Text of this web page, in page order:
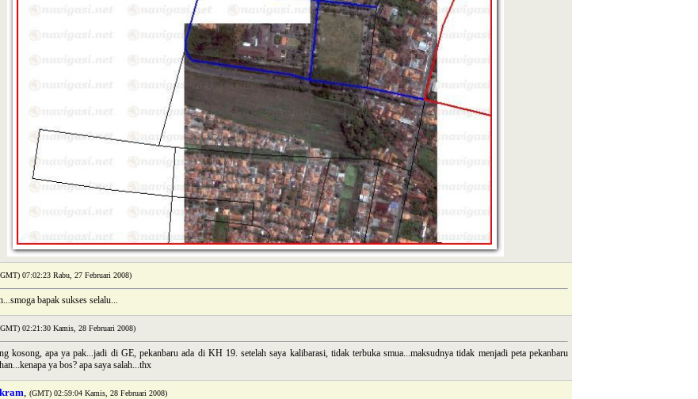
07:02:23 Rabu, 27 Februari 2008)
bapak sukses selalu...
02:21:30 Kamis, 28 Februari 2008)
kosong, apa ya pak...jadi di GE, pekanbaru ada di KH 19. setelah saya kalibarasi, tidak terbuka smua...maksudnya tidak menjadi peta pekanbaru
ya bos? apa saya salah...thx
, (GMT) 02:59:04 Kamis, 28 Februari 2008)